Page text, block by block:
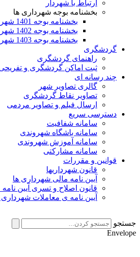
ارتباط با شهردار
بخشنامه بوجه شهرداری ها
بخشنامه بوجه 1401 شهرداری ها
بخشنامه بوجه 1402 شهرداری ها
بخشنامه بوجه 1403 شهرداری ها
گردشگری
راهنمای گردشگری
ثبت اماکن گردشگری و
چند رسانه ای
گالری تصاویر شهر
تصاویر نقاط گردشگری
ارسال فیلم و تصاویر مردمی
دسترسی سریع
سامانه شفافیت
سامانه باشگاه شهروندی
سامانه آموزش شهروندی
سامانه مشارکتی
قوانین و مقررات
قانون شهرداریها
آیین نامه مالی شهرداری ها
قانون اصلاح و تسری آیین
آیین نامه ی معاملات شهرداری
جستجو
Envelope